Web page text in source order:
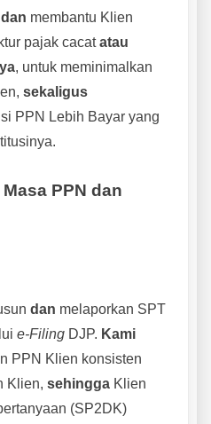
dan membantu Klien
pajak cacatatau
, untuk meminimalkan
sekaligus
PPN Lebih Bayar yang
PPN dan
dan melaporkan SPT
e-Filing DJP. Kami
PPN Klien konsisten
Klien, sehingga Klien
(SP2DK)